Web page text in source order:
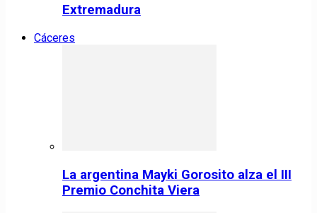
Extremadura
Cáceres
La argentina Mayki Gorosito alza el III
Premio Conchita Viera